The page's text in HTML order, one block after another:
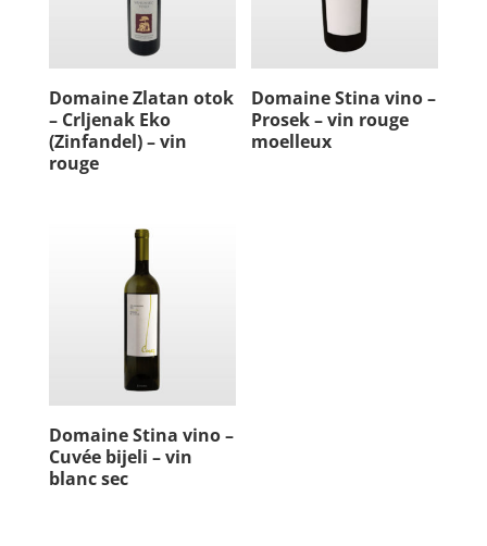
Domaine Zlatan otok
– Crljenak Eko
(Zinfandel) – vin
rouge
Domaine Stina vino –
Prosek – vin rouge
moelleux
Domaine Stina vino –
Cuvée bijeli – vin
blanc sec